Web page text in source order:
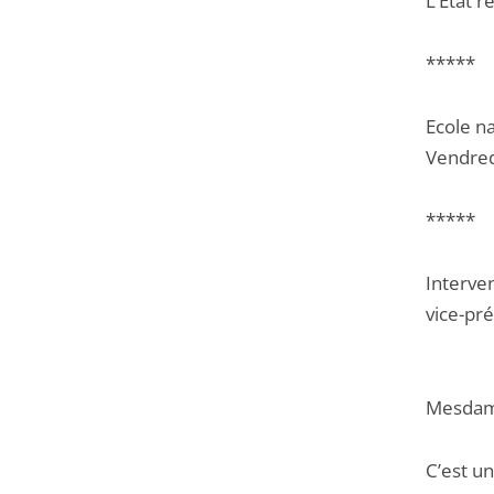
*****
Ecole
*****
vice-
C’est